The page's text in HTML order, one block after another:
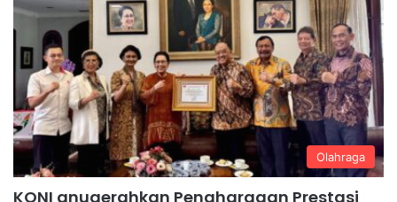
Olahraga
KONI anugerahkan Penghargaan Prestasi